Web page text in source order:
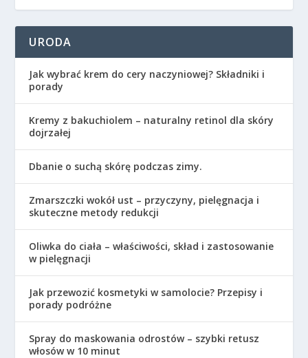
URODA
Jak wybrać krem do cery naczyniowej? Składniki i
porady
Kremy z bakuchiolem – naturalny retinol dla skóry
dojrzałej
Dbanie o suchą skórę podczas zimy.
Zmarszczki wokół ust – przyczyny, pielęgnacja i
skuteczne metody redukcji
Oliwka do ciała – właściwości, skład i zastosowanie
w pielęgnacji
Jak przewozić kosmetyki w samolocie? Przepisy i
porady podróżne
Spray do maskowania odrostów – szybki retusz
włosów w 10 minut